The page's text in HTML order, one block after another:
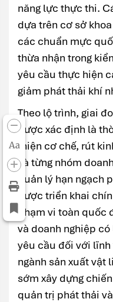
Aa
năng lực thực thi.
dựa trên cơ sở
các chuẩn mực
thừa nhận trong
yêu cầu thực hiện
giảm phát thải khí
Theo lộ trình, giai
được xác định là
thiện cơ chế, rút
và từng nhóm
quản lý hạn ngạch
được triển khai
phạm vi toàn quốc
và doanh nghiệp
yêu cầu đối với lĩnh
ngành sản xuất vật
sớm xây dựng
quản trị phát thải